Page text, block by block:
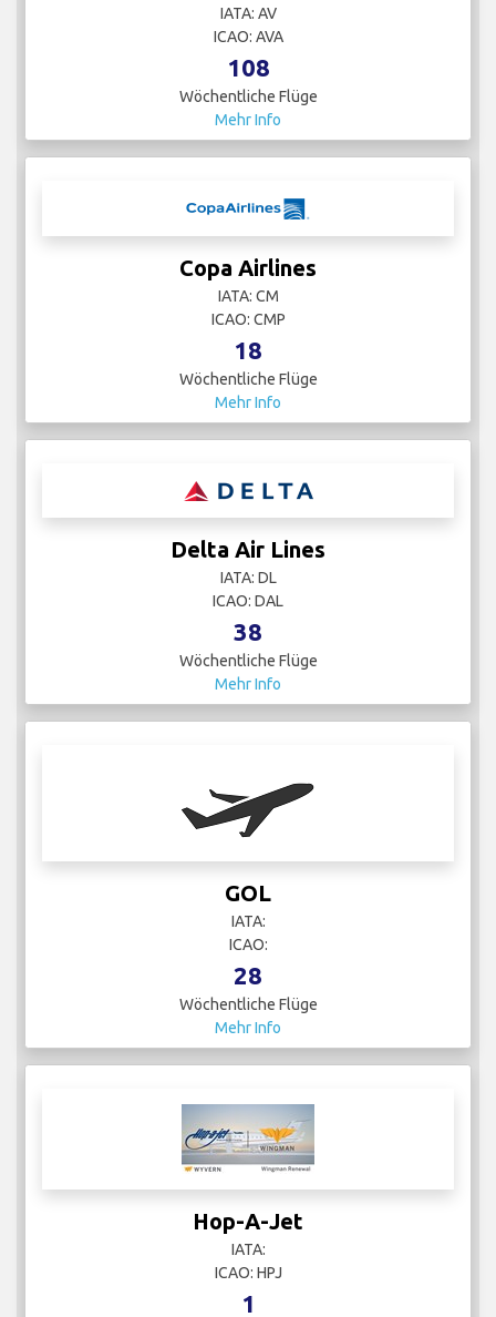
IATA: AV
ICAO: AVA
108
Wöchentliche Flüge
Mehr Info
Copa Airlines
IATA: CM
ICAO: CMP
18
Wöchentliche Flüge
Mehr Info
Delta Air Lines
IATA: DL
ICAO: DAL
38
Wöchentliche Flüge
Mehr Info
GOL
IATA:
ICAO:
28
Wöchentliche Flüge
Mehr Info
Hop-A-Jet
IATA:
ICAO: HPJ
1